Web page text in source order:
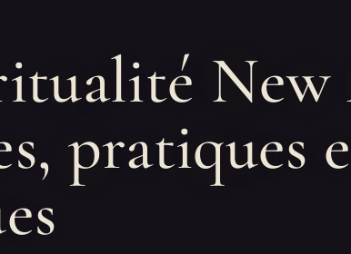
New
pratiques